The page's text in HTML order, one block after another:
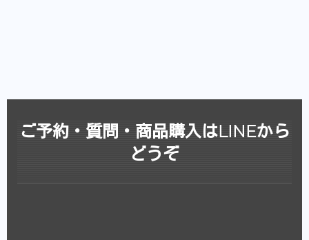
ご予約・質問・商品購入はLINEから
どうぞ